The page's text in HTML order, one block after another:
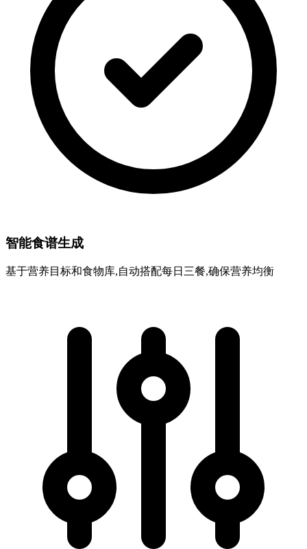
智能食谱生成
基于营养目标和食物库,自动搭配每日三餐,确保营养均衡